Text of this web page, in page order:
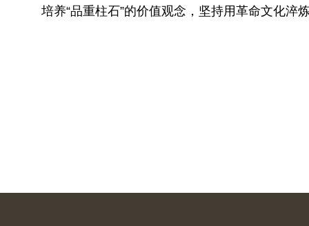
培养“品重柱石”的价值观念，坚持用革命文化